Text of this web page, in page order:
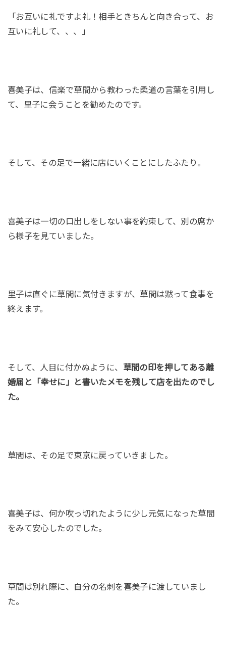
「お互いに礼ですよ礼！相手ときちんと向き合って、お
互いに礼して、、、」
喜美子は、信楽で草間から教わった柔道の言葉を引用し
て、里子に会うことを勧めたのです。
そして、その足で一緒に店にいくことにしたふたり。
喜美子は一切の口出しをしない事を約束して、別の席か
ら様子を見ていました。
里子は直ぐに草間に気付きますが、草間は黙って食事を
終えます。
そして、人目に付かぬように、 草間の印を押してある離
婚届と「幸せに」と書いたメモを残して店を出たのでし
た。
草間は、その足で東京に戻っていきました。
喜美子は、何か吹っ切れたように少し元気になった草間
をみて安心したのでした。
草間は別れ際に、自分の名刺を喜美子に渡していまし
た。